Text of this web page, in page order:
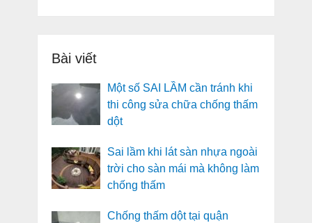
Bài viết
Một số SAI LẦM cần tránh khi
thi công sửa chữa chống thấm
dột
Sai lầm khi lát sàn nhựa ngoài
trời cho sàn mái mà không làm
chống thấm
Chống thấm dột tại quận